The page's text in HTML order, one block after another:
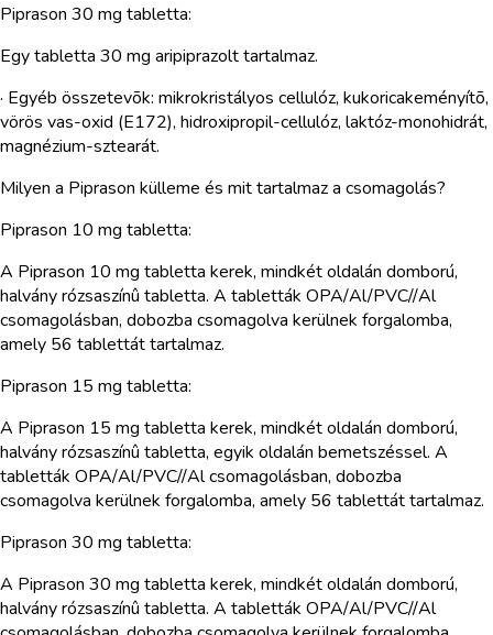
Piprason 30 mg tabletta:
Egy tabletta 30 mg aripiprazolt tartalmaz.
· Egyéb összetevõk: mikrokristályos cellulóz, kukoricakeményítõ,
vörös vas-oxid (E172), hidroxipropil-cellulóz, laktóz-monohidrát,
magnézium-sztearát.
Milyen a Piprason külleme és mit tartalmaz a csomagolás?
Piprason 10 mg tabletta:
A Piprason 10 mg tabletta kerek, mindkét oldalán domború,
halvány rózsaszínû tabletta. A tabletták OPA/Al/PVC//Al
csomagolásban, dobozba csomagolva kerülnek forgalomba,
amely 56 tablettát tartalmaz.
Piprason 15 mg tabletta:
A Piprason 15 mg tabletta kerek, mindkét oldalán domború,
halvány rózsaszínû tabletta, egyik oldalán bemetszéssel. A
tabletták OPA/Al/PVC//Al csomagolásban, dobozba
csomagolva kerülnek forgalomba, amely 56 tablettát tartalmaz.
Piprason 30 mg tabletta:
A Piprason 30 mg tabletta kerek, mindkét oldalán domború,
halvány rózsaszínû tabletta. A tabletták OPA/Al/PVC//Al